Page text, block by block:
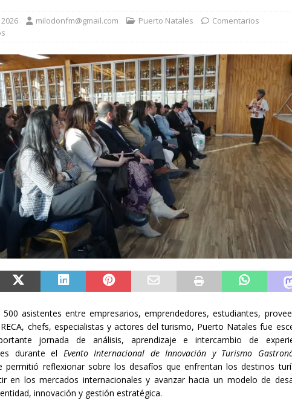
beneficia a familias de Natales con entrega de 77 ayudas
milodonfm@gmail.com Puerto Natales
Comentarios
asistentes entre empresarios, emprendedores, estudiantes,
chefs, especialistas y actores del turismo, Puerto Natales fue
jornada de análisis, aprendizaje e intercambio de
durante el Evento Internacional de Innovación y Turismo
permitió reflexionar sobre los desafíos que enfrentan los destinos
en los mercados internacionales y avanzar hacia un modelo de
innovación y gestión estratégica.